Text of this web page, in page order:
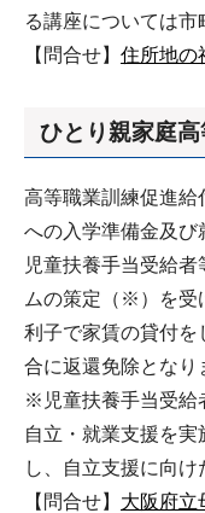
る講座については市
【問合せ】 住所地の
ひとり親家庭
高等職業訓練促進給
への入学準備金及び
児童扶養手当受給
ムの策定（※）を受
利子で家賃の貸付を
合に返還免除となり
※児童扶養手当受給
自立・就業支援を
し、自立支援に向け
【問合せ】 大阪府立